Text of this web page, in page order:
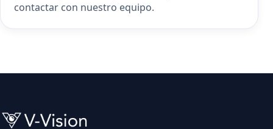
contactar con nuestro equipo.